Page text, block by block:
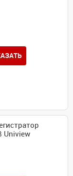
Uniview